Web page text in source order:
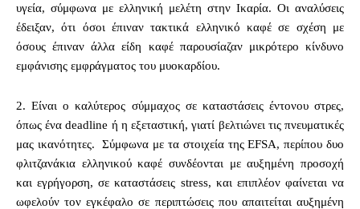
υγεία, σύμφωνα με ελληνική μελέτη στην Ικαρία. Οι αναλύσεις
έδειξαν, ότι όσοι έπιναν τακτικά ελληνικό καφέ σε σχέση με
όσους έπιναν άλλα είδη καφέ παρουσίαζαν μικρότερο κίνδυνο
εμφάνισης εμφράγματος του μυοκαρδίου.
2. Είναι ο καλύτερος σύμμαχος σε καταστάσεις έντονου στρες,
όπως ένα deadline ή η εξεταστική, γιατί βελτιώνει τις πνευματικές
μας ικανότητες. Σύμφωνα με τα στοιχεία της EFSA, περίπου δυο
φλιτζανάκια ελληνικού καφέ συνδέονται με αυξημένη προσοχή
και εγρήγορση, σε καταστάσεις stress, και επιπλέον φαίνεται να
ωφελούν τον εγκέφαλο σε περιπτώσεις που απαιτείται αυξημένη